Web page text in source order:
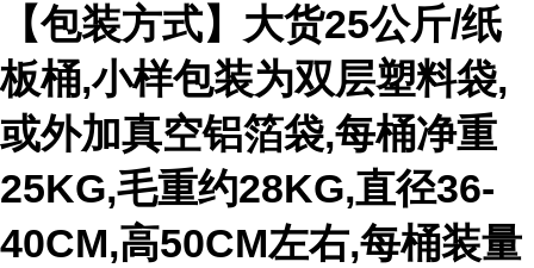
【包装方式】大货25公斤/纸
板桶,小样包装为双层塑料袋,
或外加真空铝箔袋,每桶净重
25KG,毛重约28KG,直径36-
40CM,高50CM左右,每桶装量